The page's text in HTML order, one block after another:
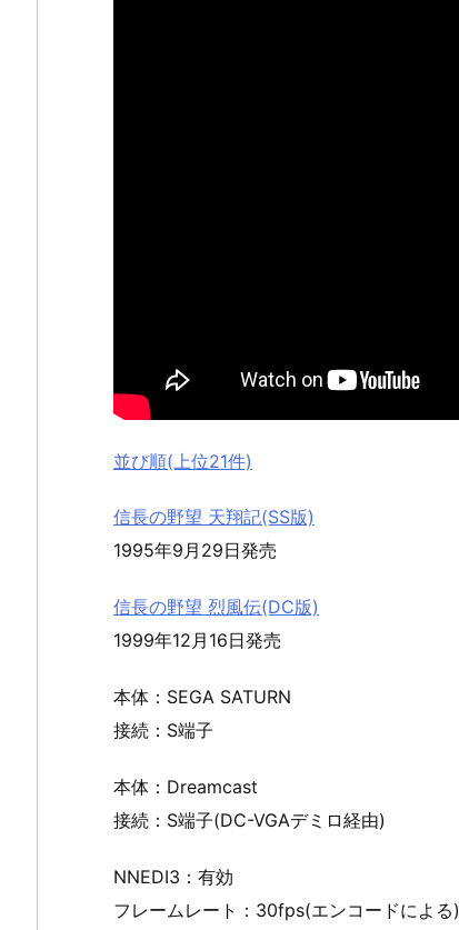
並び順(上位21件)
信長の野望 天翔記(SS版)
1995年9月29日発売
信長の野望 烈風伝(DC版)
1999年12月16日発売
本体：SEGA SATURN
接続：S端子
本体：Dreamcast
接続：S端子(DC-VGAデミロ経由)
NNEDI3：有効
フレームレート：30fps(エンコードによる)